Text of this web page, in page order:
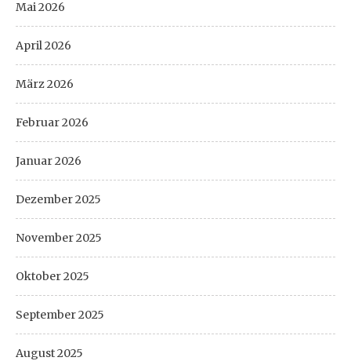
Mai 2026
April 2026
März 2026
Februar 2026
Januar 2026
Dezember 2025
November 2025
Oktober 2025
September 2025
August 2025